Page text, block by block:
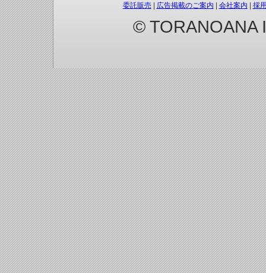
委託販売| 広告掲載のご案内 会社案内 採
© TORANOANA